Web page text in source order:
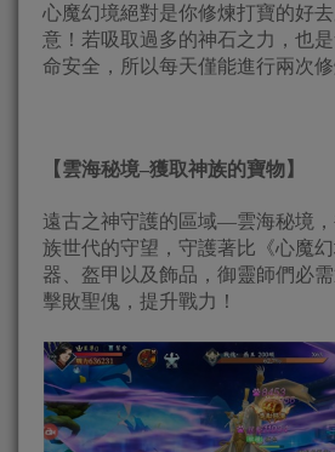
心魔幻境絕對是你修煉打寶的好
意！若吸取過多的神石之力，也
命安全，所以每天僅能進行兩次修
【雲海秘境–獲取神族的寶物】
遠古之神守護的區域—雲海秘境
族世代的守望，守護著比《心魔
器、盔甲以及飾品，御靈師們必
擊敗聖傀，提升戰力！